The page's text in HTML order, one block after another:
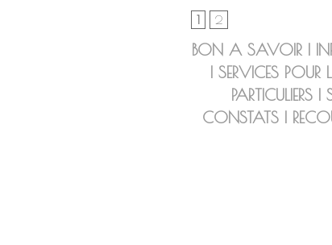
1 2
BON A SAVOIR
SERVICES POUR
PARTICULIERS
CONSTATS